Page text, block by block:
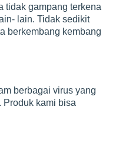
tidak gampang terkena
lain. Tidak sedikit
berkembang kembang
berbagai virus yang
Produk kami bisa